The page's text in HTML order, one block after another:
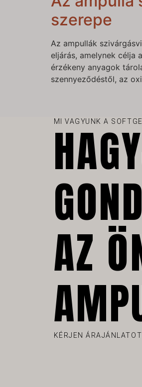
szerepe
Az ampullák
eljárás, amelynek célja
érzékeny anyagok
szennyeződéstől, az
MI VAGYUNK A
AZ
KÉRJEN ÁRAJÁNLATOT